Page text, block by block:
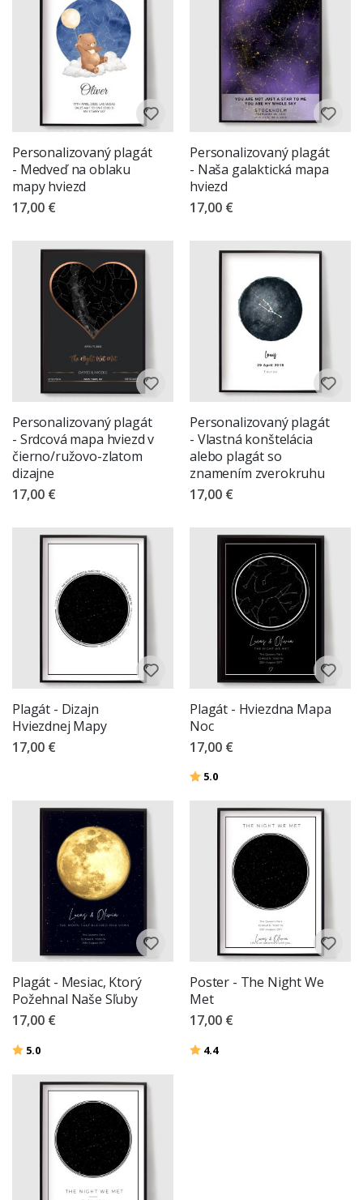
Personalizovaný plagát
- Medveď na oblaku
mapy hviezd
17,00 €
Personalizovaný plagát
- Naša galaktická mapa
hviezd
17,00 €
Personalizovaný plagát
- Srdcová mapa hviezd v
čierno/ružovo-zlatom
dizajne
17,00 €
Personalizovaný plagát
- Vlastná konštelácia
alebo plagát so
znamením zverokruhu
17,00 €
Plagát - Dizajn
Hviezdnej Mapy
17,00 €
Plagát - Hviezdna Mapa
Noc
17,00 €
Hodnotenie:
5.0
Plagát - Mesiac, Ktorý
Požehnal Naše Sľuby
17,00 €
Hodnotenie:
5.0
Poster - The Night We
Met
17,00 €
Hodnotenie:
4.4z 5 hviezdičiek